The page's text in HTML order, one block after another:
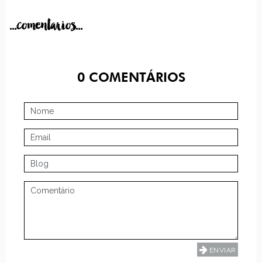
...comentarios...
0COMENTÁRIOS